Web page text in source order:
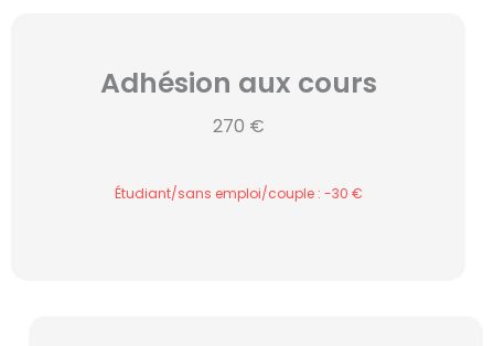
Adhésion aux cours
270 €
Étudiant/sans emploi/couple : -30 €